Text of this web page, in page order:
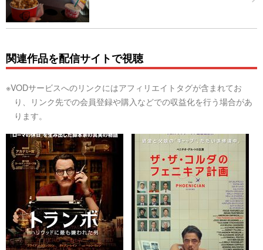
関連作品を配信サイトで視聴
※VODサービスへのリンクにはアフィリエイトタグが含まれてお
り、リンク先での会員登録や購入などでの収益化を行う場合があ
ります。